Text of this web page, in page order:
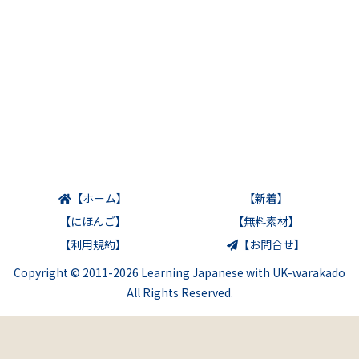
【ホーム】
【新着】
【にほんご】
【無料素材】
【利用規約】
【お問合せ】
Copyright © 2011-2026 Learning Japanese with UK-warakado
All Rights Reserved.